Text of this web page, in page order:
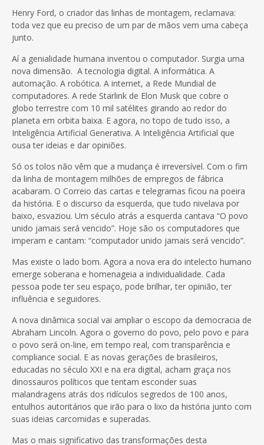
Henry Ford, o criador das linhas de montagem, reclamava:
toda vez que eu preciso de um par de mãos vem uma cabeça
junto.
Aí a genialidade humana inventou o computador. Surgia uma
nova dimensão. A tecnologia digital. A informática. A
automação. A robótica. A internet, a Rede Mundial de
computadores. A rede Starlink de Elon Musk que cobre o
globo terrestre com 10 mil satélites girando ao redor do
planeta em orbita baixa. E agora, no topo de tudo isso, a
Inteligência Artificial Generativa. A Inteligência Artificial que
ousa ter ideias e dar opiniões.
Só os tolos não vêm que a mudança é irreversível. Com o fim
da linha de montagem milhões de empregos de fábrica
acabaram. O Correio das cartas e telegramas ficou na poeira
da história. E o discurso da esquerda, que tudo nivelava por
baixo, esvaziou. Um século atrás a esquerda cantava “O povo
unido jamais será vencido”. Hoje são os computadores que
imperam e cantam: “computador unido jamais será vencido”.
Mas existe o lado bom. Agora a nova era do intelecto humano
emerge soberana e homenageia a individualidade. Cada
pessoa pode ter seu espaço, pode brilhar, ter opinião, ter
influência e seguidores.
A nova dinâmica social vai ampliar o escopo da democracia de
Abraham Lincoln. Agora o governo do povo, pelo povo e para
o povo será on-line, em tempo real, com transparência e
compliance social. E as novas gerações de brasileiros,
educadas no século XXI e na era digital, acham graça nos
dinossauros políticos que tentam esconder suas
malandragens atrás dos ridículos segredos de 100 anos,
entulhos autoritários que irão para o lixo da história junto com
suas ideias carcomidas e superadas.
Mas o mais significativo das transformações desta